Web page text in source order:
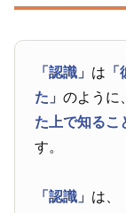
「認識」 は
た」のように、
た上で知るこ
す。
「認識」 は、